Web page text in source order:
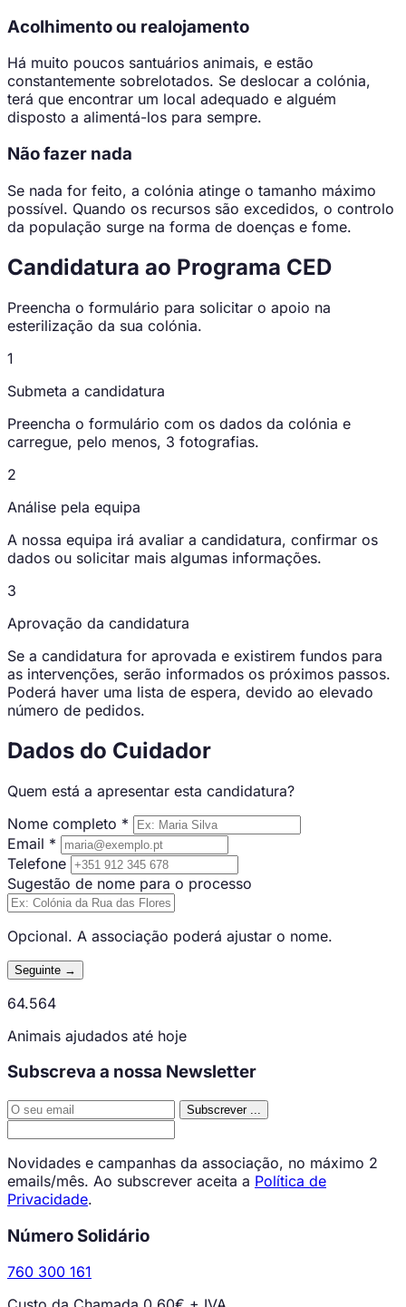
Acolhimento ou realojamento
Há muito poucos santuários animais, e estão
constantemente sobrelotados. Se deslocar a colónia,
terá que encontrar um local adequado e alguém
disposto a alimentá-los para sempre.
Não fazer nada
Se nada for feito, a colónia atinge o tamanho máximo
possível. Quando os recursos são excedidos, o controlo
da população surge na forma de doenças e fome.
Candidatura ao Programa CED
Preencha o formulário para solicitar o apoio na
esterilização da sua colónia.
1
Submeta a candidatura
Preencha o formulário com os dados da colónia e
carregue, pelo menos, 3 fotografias.
2
Análise pela equipa
A nossa equipa irá avaliar a candidatura, confirmar os
dados ou solicitar mais algumas informações.
3
Aprovação da candidatura
Se a candidatura for aprovada e existirem fundos para
as intervenções, serão informados os próximos passos.
Poderá haver uma lista de espera, devido ao elevado
número de pedidos.
Dados do Cuidador
Quem está a apresentar esta candidatura?
Nome completo *
Email *
Telefone
Sugestão de nome para o processo
Opcional. A associação poderá ajustar o nome.
Seguinte →
64.564
Animais ajudados até hoje
Subscreva a nossa Newsletter
Subscrever
Novidades e campanhas da associação, no máximo 2
emails/mês. Ao subscrever aceita a Política de
Privacidade.
Número Solidário
760 300 161